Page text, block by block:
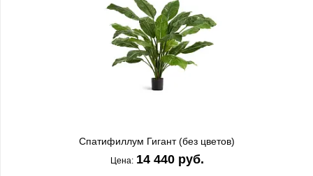
Спатифиллум Гигант (без цветов)
Цена: 14 440 руб.